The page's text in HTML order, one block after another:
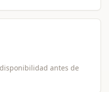
antes de